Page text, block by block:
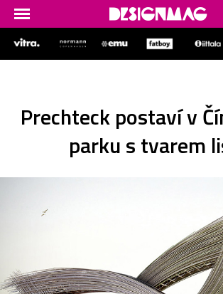
Prechteck postaví v
parku s tvarem